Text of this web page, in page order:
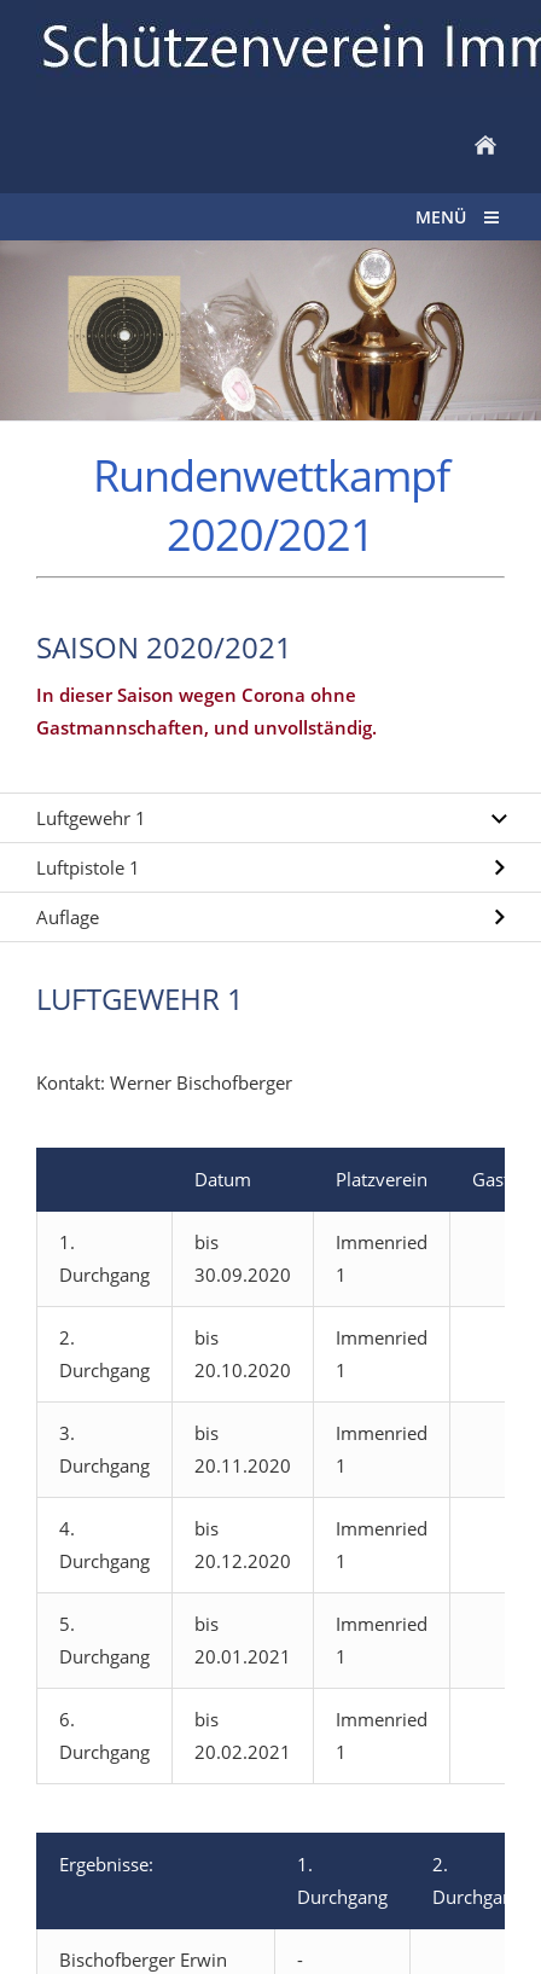
MENÜ
Rundenwettkampf
2020/2021
SAISON 2020/2021
In dieser Saison wegen Corona ohne
Gastmannschaften, und unvollständig.
Luftgewehr 1
Luftpistole 1
Auflage
LUFTGEWEHR 1
Kontakt: Werner Bischofberger
Datum Platzverein
1.
Durchgang
bis
30.09.2020
Immenried
1
2.
Durchgang
bis
20.10.2020
Immenried
1
3.
Durchgang
bis
20.11.2020
Immenried
1
4.
Durchgang
bis
20.12.2020
Immenried
1
5.
Durchgang
bis
20.01.2021
Immenried
1
6.
Durchgang
bis
20.02.2021
Immenried
1
Ergebnisse:
1.
Durchgang
2.
Durchgang
Bischofberger Erwin -